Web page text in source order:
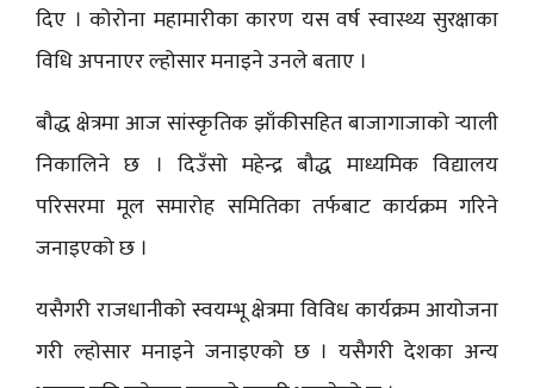
दिए । कोरोना महामारीका कारण यस वर्ष स्वास्थ्य सुरक्षाका
विधि अपनाएर ल्होसार मनाइने उनले बताए ।
बौद्ध क्षेत्रमा आज सांस्कृतिक झाँकीसहित बाजागाजाको र्‍याली
निकालिने छ । दिउँसो महेन्द्र बौद्ध माध्यमिक विद्यालय
परिसरमा मूल समारोह समितिका तर्फबाट कार्यक्रम गरिने
जनाइएको छ ।
यसैगरी राजधानीको स्वयम्भू क्षेत्रमा विविध कार्यक्रम आयोजना
गरी ल्होसार मनाइने जनाइएको छ । यसैगरी देशका अन्य